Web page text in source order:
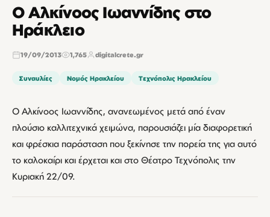
Ο Αλκίνοος Ιωαννίδης στο
Ηράκλειο
19/09/2013 1,765 digitalcrete.gr
Συναυλίες Νομός Ηρακλείου Τεχνόπολις Ηρακλείου
Ο Αλκίνοος Ιωαννίδης, ανανεωμένος μετά από έναν
πλούσιο καλλιτεχνικά χειμώνα, παρουσιάζει μία διαφορετική
και φρέσκια παράσταση που ξεκίνησε την πορεία της για αυτό
το καλοκαίρι και έρχεται και στο Θέατρο Τεχνόπολις την
Κυριακή 22/09.